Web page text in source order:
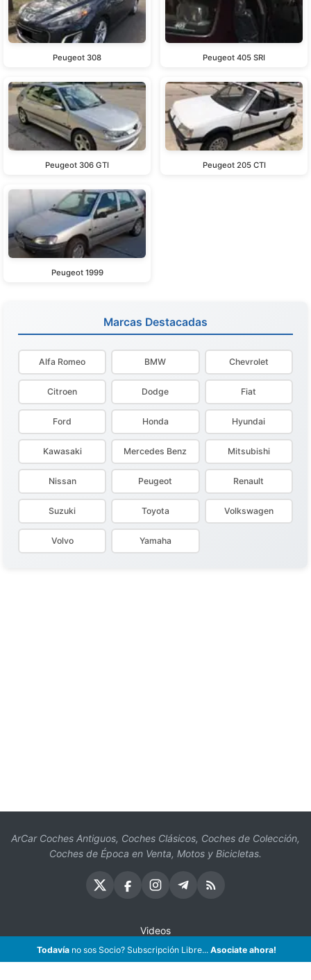
Peugeot 308 Peugeot 405 SRI
Peugeot 306 GTI Peugeot 205 CTI
Peugeot 1999
Marcas Destacadas
Alfa Romeo BMW Chevrolet
Citroen Dodge Fiat
Ford Honda Hyundai
Kawasaki Mercedes Benz Mitsubishi
Nissan Peugeot Renault
Suzuki Toyota Volkswagen
Volvo Yamaha
ArCar Coches Antiguos, Coches Clásicos, Coches de Colección,
Coches de Época en Venta, Motos y Bicicletas.
Videos
Oficios
Todavíano sos Socio? Subscripción Libre... Asociate ahora!